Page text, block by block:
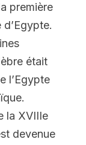
première
était
l’Egypte
la XVIIIe
devenue